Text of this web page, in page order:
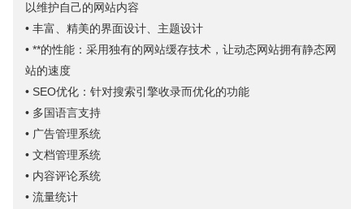
以维护自己的网站内容
• 丰富、精美的界面设计、主题设计
• **的性能：采用独有的网站缓存技术，让动态网站拥有静态网
站的速度
• SEO优化：针对搜索引擎收录而优化的功能
• 多国语言支持
• 广告管理系统
• 文档管理系统
• 内容评论系统
• 流量统计